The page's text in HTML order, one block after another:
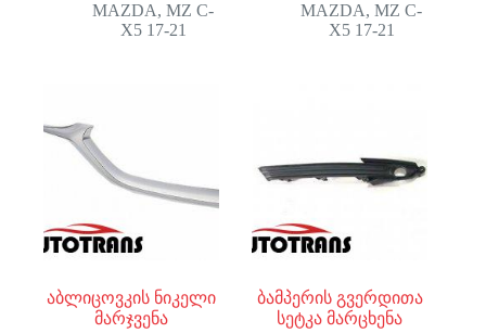
MAZDA,MZ C-
X5 17-21
MAZDA,MZ C-
X5 17-21
აბლიცოვკის ნიკელი
მარჯვენა
ბამპერის გვერდითა
სეტკა მარცხენა